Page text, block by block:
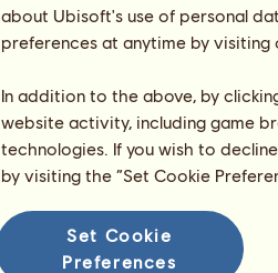
about Ubisoft's use of personal
preferences at anytime by
In addition to the above, by
website activity, including game
technologies. If you wish to
by visiting the “Set Cookie
Set Cookie
Preferences